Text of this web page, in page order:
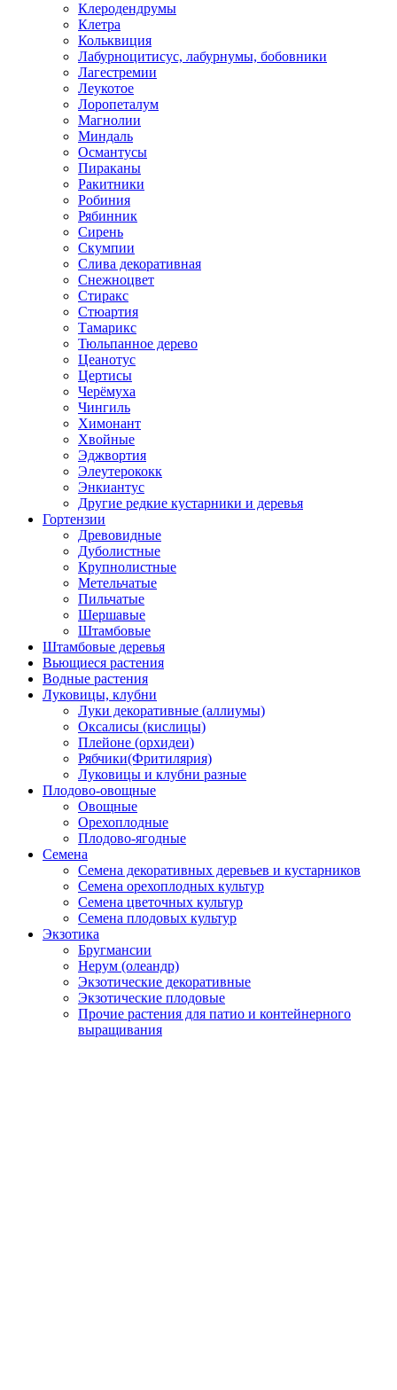
Клеродендрумы
Клетра
Кольквиция
Лабурноцитисус, лабурнумы, бобовники
Лагестремии
Леукотое
Лоропеталум
Магнолии
Миндаль
Османтусы
Пираканы
Ракитники
Робиния
Рябинник
Сирень
Скумпии
Слива декоративная
Снежноцвет
Стиракс
Стюартия
Тамарикс
Тюльпанное дерево
Цеанотус
Цертисы
Черёмуха
Чингиль
Химонант
Хвойные
Эджвортия
Элеутерококк
Энкиантус
Другие редкие кустарники и деревья
Гортензии
Древовидные
Дуболистные
Крупнолистные
Метельчатые
Пильчатые
Шершавые
Штамбовые
Штамбовые деревья
Вьющиеся растения
Водные растения
Луковицы, клубни
Луки декоративные (аллиумы)
Оксалисы (кислицы)
Плейоне (орхидеи)
Рябчики(Фритилярия)
Луковицы и клубни разные
Плодово-овощные
Овощные
Орехоплодные
Плодово-ягодные
Семена
Семена декоративных деревьев и кустарников
Семена орехоплодных культур
Семена цветочных культур
Семена плодовых культур
Экзотика
Бругмансии
Нерум (олеандр)
Экзотические декоративные
Экзотические плодовые
Прочие растения для патио и контейнерного
выращивания